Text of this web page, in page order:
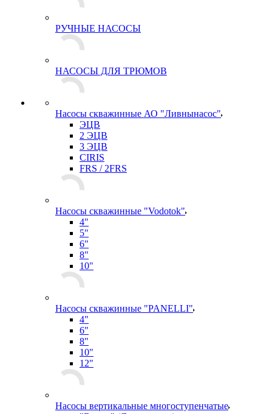
РУЧНЫЕ НАСОСЫ
НАСОСЫ ДЛЯ ТРЮМОВ
Насосы скважинные АО "Ливнынасос"
ЭЦВ
2 ЭЦВ
3 ЭЦВ
CIRIS
FRS / 2FRS
Насосы скважинные "Vodotok"
4"
5"
6"
8"
10"
Насосы скважинные "PANELLI"
4"
6"
8"
10"
12"
Насосы вертикальные многоступенчатые